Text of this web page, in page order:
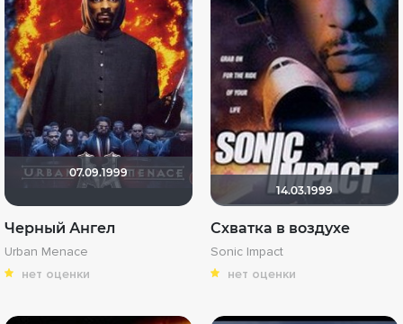
07.09.1999
Черный Ангел
Urban Menace
нет оценки
14.03.1999
Схватка в воздухе
Sonic Impact
нет оценки